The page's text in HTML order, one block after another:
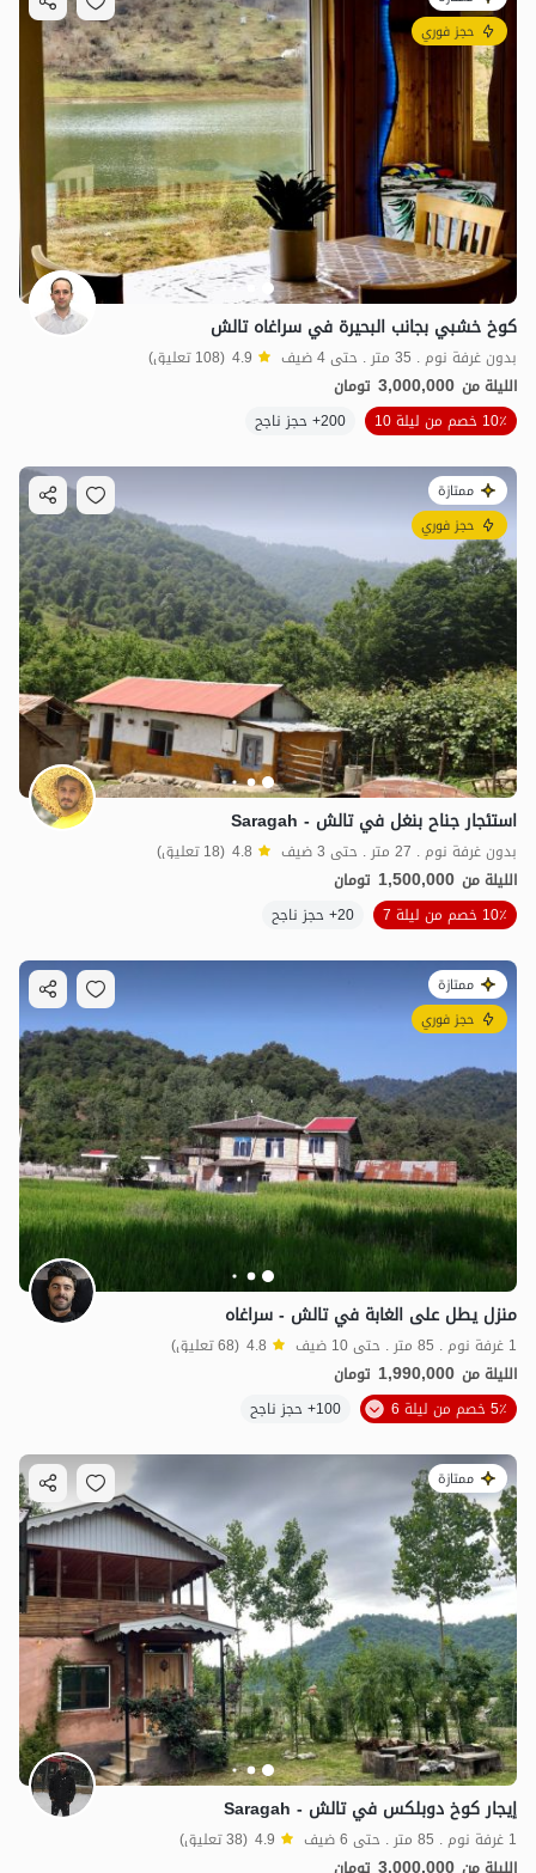
حجز فوري
كوخ خشبي بجانب البحيرة في سراغاه تالش
بدون غرفة نوم . 35 متر . حتى 4 ضيف 4.9 (108 تعليق)
الليلة من 3,000,000 تومان
10٪ خصم من ليلة 10
200+ حجز ناجح
ممتازة
حجز فوري
استئجار جناح بنغل في تالش - Saragah
بدون غرفة نوم . 27 متر . حتى 3 ضيف 4.8 (18 تعليق)
الليلة من 1,500,000 تومان
10٪ خصم من ليلة 7
20+ حجز ناجح
ممتازة
حجز فوري
منزل يطل على الغابة في تالش - سراغاه
1 غرفة نوم . 85 متر . حتى 10 ضيف 4.8 (68 تعليق)
الليلة من 1,990,000 تومان
5٪ خصم من ليلة 6
100+ حجز ناجح
ممتازة
إيجار كوخ دوبلكس في تالش - Saragah
1 غرفة نوم . 85 متر . حتى 6 ضيف 4.9 (38 تعليق)